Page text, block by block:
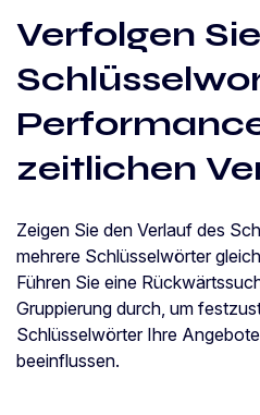
Verfolgen
zeitlichen
Zeigen Sie den Verlauf des
mehrere Schlüsselwörter
Führen Sie eine
Gruppierung durch, um
Schlüsselwörter Ihre
beeinflussen.